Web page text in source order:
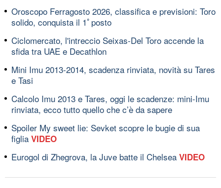
Oroscopo Ferragosto 2026, classifica e previsioni: Toro
solido, conquista il 1ﾟposto
Ciclomercato, l'intreccio Seixas-Del Toro accende la
sfida tra UAE e Decathlon
Mini Imu 2013-2014, scadenza rinviata, novità su Tares
e Tasi
Calcolo Imu 2013 e Tares, oggi le scadenze: mini-Imu
rinviata, ecco tutto quello che c’è da sapere
Spoiler My sweet lie: Sevket scopre le bugie di sua
figlia VIDEO
Eurogol di Zhegrova, la Juve batte il Chelsea VIDEO